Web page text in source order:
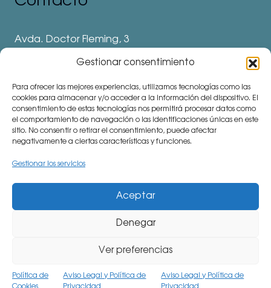
Gestionar consentimiento
Para ofrecer las mejores experiencias, utilizamos tecnologías como las
cookies para almacenar y/o acceder a la información del dispositivo. El
consentimiento de estas tecnologías nos permitirá procesar datos como
el comportamiento de navegación o las identificaciones únicas en este
sitio. No consentir o retirar el consentimiento, puede afectar
negativamente a ciertas características y funciones.
Gestionar los servicios
Aceptar
Denegar
Ver preferencias
Política de
Aviso Legal y Política de
Aviso Legal y Política de
Avda. Doctor Fleming, 3
⅛ 91 694 62 11
⅛ 91 694 62 77
⅛ 91 693 80 41 (Colegio)
communitymanager⅛cemu.es
CiudadEscuela Muchachos (CEMU). Avda. Doctor
62 77 Todos los derechos reservados.